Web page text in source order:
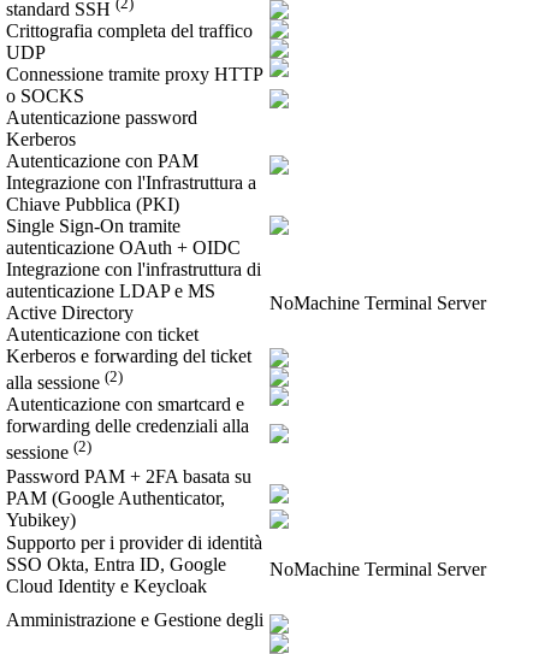
standard SSH
Crittografia completa del traffico
UDP
Connessione tramite proxy HTTP
o SOCKS
Autenticazione password
Kerberos
Autenticazione con PAM
Integrazione con l'Infrastruttura a
Chiave Pubblica (PKI)
Single Sign-On tramite
autenticazione OAuth + OIDC
Integrazione con l'infrastruttura di
autenticazione LDAP e MS
Active Directory
Autenticazione con ticket
Kerberos e forwarding del ticket
alla sessione (2)
Autenticazione con smartcard e
forwarding delle credenziali alla
sessione (2)
Password PAM + 2FA basata su
PAM (Google Authenticator,
Yubikey)
Supporto per i provider di identità
SSO Okta, Entra ID, Google
Cloud Identity e Keycloak
Amministrazione e Gestione degli
NoMachine Terminal Server
NoMachine Terminal Server